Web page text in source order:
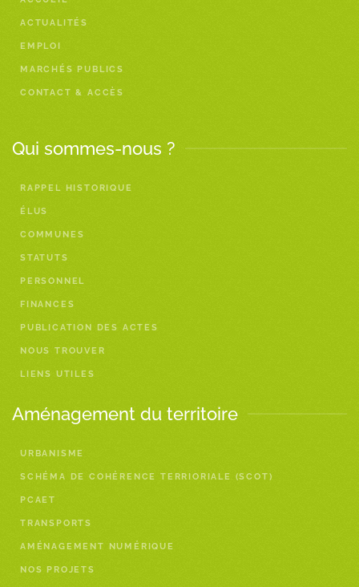
ACTUALITÉS
EMPLOI
MARCHÉS PUBLICS
CONTACT & ACCÈS
Qui sommes-nous ?
RAPPEL HISTORIQUE
ÉLUS
COMMUNES
STATUTS
PERSONNEL
FINANCES
PUBLICATION DES ACTES
NOUS TROUVER
LIENS UTILES
Aménagement du territoire
URBANISME
SCHÉMA DE COHÉRENCE TERRIORIALE (SCOT)
PCAET
TRANSPORTS
AMÉNAGEMENT NUMÉRIQUE
NOS PROJETS